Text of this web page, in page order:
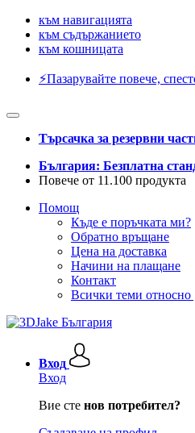
към навигацията
към съдържанието
към кошницата
⚡️Пазарувайте повече,
Търсачка за резервни
България: Безплатна
Повече от 11.100 продукта
Помощ
Къде е поръчката ми?
Обратно връщане
Цена на доставка
Начини на плащане
Контакт
Всички теми
Вход
Вход
Вие сте нов потребител?